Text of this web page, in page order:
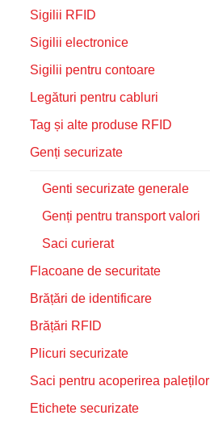
Sigilii RFID
Sigilii electronice
Sigilii pentru contoare
Legături pentru cabluri
Tag și alte produse RFID
Genți securizate
Genti securizate generale
Genți pentru transport valori
Saci curierat
Flacoane de securitate
Brățări de identificare
Brățări RFID
Plicuri securizate
Saci pentru acoperirea paleților
Etichete securizate